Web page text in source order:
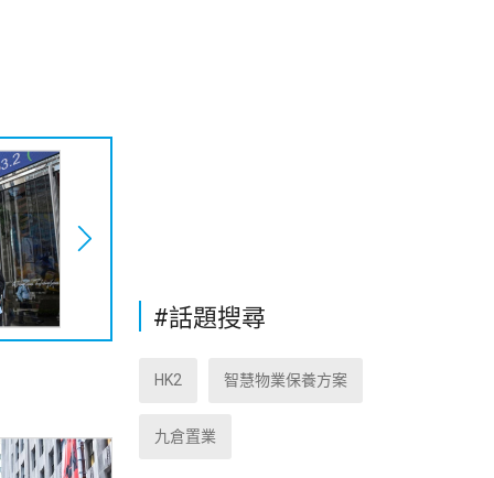
#話題搜尋
HK2 智慧物業保養方案
九倉置業